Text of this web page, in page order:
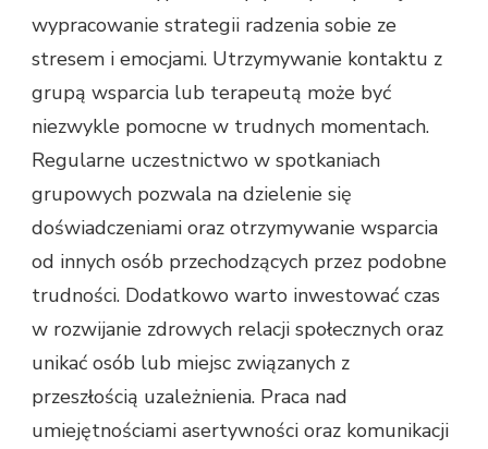
wypracowanie strategii radzenia sobie ze
stresem i emocjami. Utrzymywanie kontaktu z
grupą wsparcia lub terapeutą może być
niezwykle pomocne w trudnych momentach.
Regularne uczestnictwo w spotkaniach
grupowych pozwala na dzielenie się
doświadczeniami oraz otrzymywanie wsparcia
od innych osób przechodzących przez podobne
trudności. Dodatkowo warto inwestować czas
w rozwijanie zdrowych relacji społecznych oraz
unikać osób lub miejsc związanych z
przeszłością uzależnienia. Praca nad
umiejętnościami asertywności oraz komunikacji